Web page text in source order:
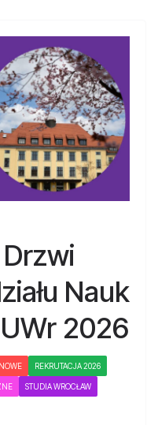
Nauk
2026
NOWE REKRUTACJA 2026
STUDIA WROCŁAW